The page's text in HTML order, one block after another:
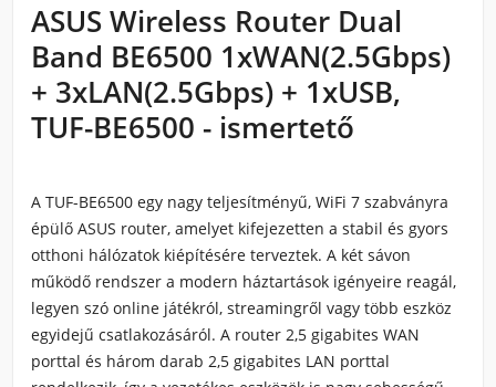
ASUS Wireless Router Dual
Band BE6500 1xWAN(2.5Gbps)
+ 3xLAN(2.5Gbps) + 1xUSB,
TUF-BE6500 - ismertető
A TUF-BE6500 egy nagy teljesítményű, WiFi 7 szabványra
épülő ASUS router, amelyet kifejezetten a stabil és gyors
otthoni hálózatok kiépítésére terveztek. A két sávon
működő rendszer a modern háztartások igényeire reagál,
legyen szó online játékról, streamingről vagy több eszköz
egyidejű csatlakozásáról. A router 2,5 gigabites WAN
porttal és három darab 2,5 gigabites LAN porttal